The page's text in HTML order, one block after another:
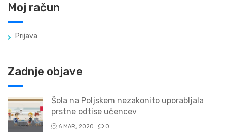
Moj račun
Prijava
Zadnje objave
Šola na Poljskem nezakonito uporabljala
prstne odtise učencev
6 MAR, 2020 0